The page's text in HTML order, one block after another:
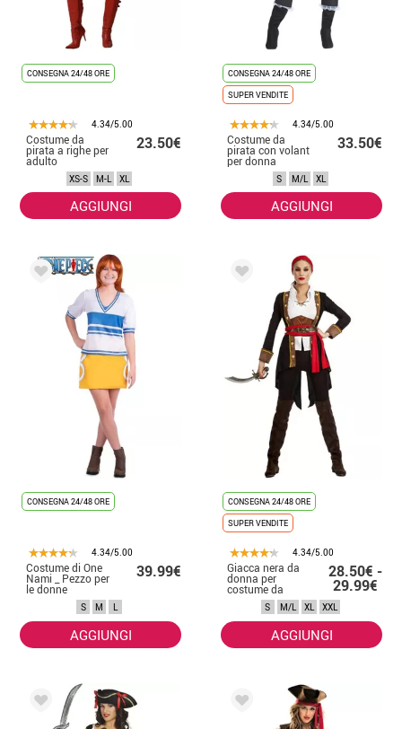
CONSEGNA 24/48 ORE
4.34/5.00
Costume da
pirata a righe per
adulto
23.50€
XS-S M-L XL
AGGIUNGI
CONSEGNA 24/48 ORE
SUPER VENDITE
4.34/5.00
Costume da
pirata con volant
per donna
33.50€
S M/L XL
AGGIUNGI
CONSEGNA 24/48 ORE
4.34/5.00
Costume di One
Nami _ Pezzo per
le donne
39.99€
S M L
AGGIUNGI
CONSEGNA 24/48 ORE
SUPER VENDITE
4.34/5.00
Giacca nera da
donna per
costume da
28.50€ -
29.99€
S M/L XL XXL
AGGIUNGI